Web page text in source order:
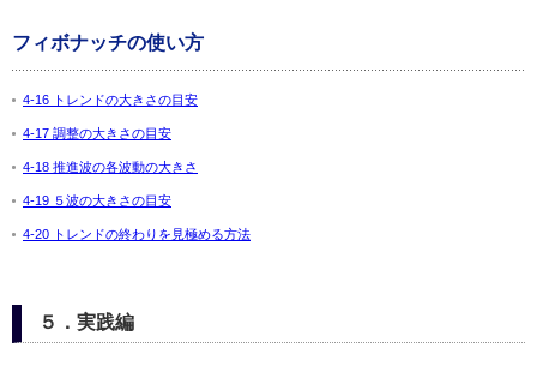
フィボナッチの使い方
4-16 トレンドの大きさの目安
4-17 調整の大きさの目安
4-18 推進波の各波動の大きさ
4-19 ５波の大きさの目安
4-20 トレンドの終わりを見極める方法
５．実践編